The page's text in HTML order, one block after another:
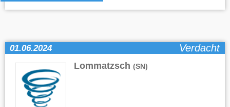
01.06.2024 Verdacht
Lommatzsch (SN)